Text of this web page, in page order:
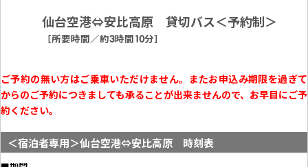
仙台空港⇔安比高原 貸切バス＜予約制＞
［所要時間／約3時間10分］
ご予約の無い方はご乗車いただけません。またお申込み期限を過ぎて
からのご予約につきましても承ることが出来ませんので、お早目にご予
約ください。
＜宿泊者専用＞仙台空港⇔安比高原 時刻表